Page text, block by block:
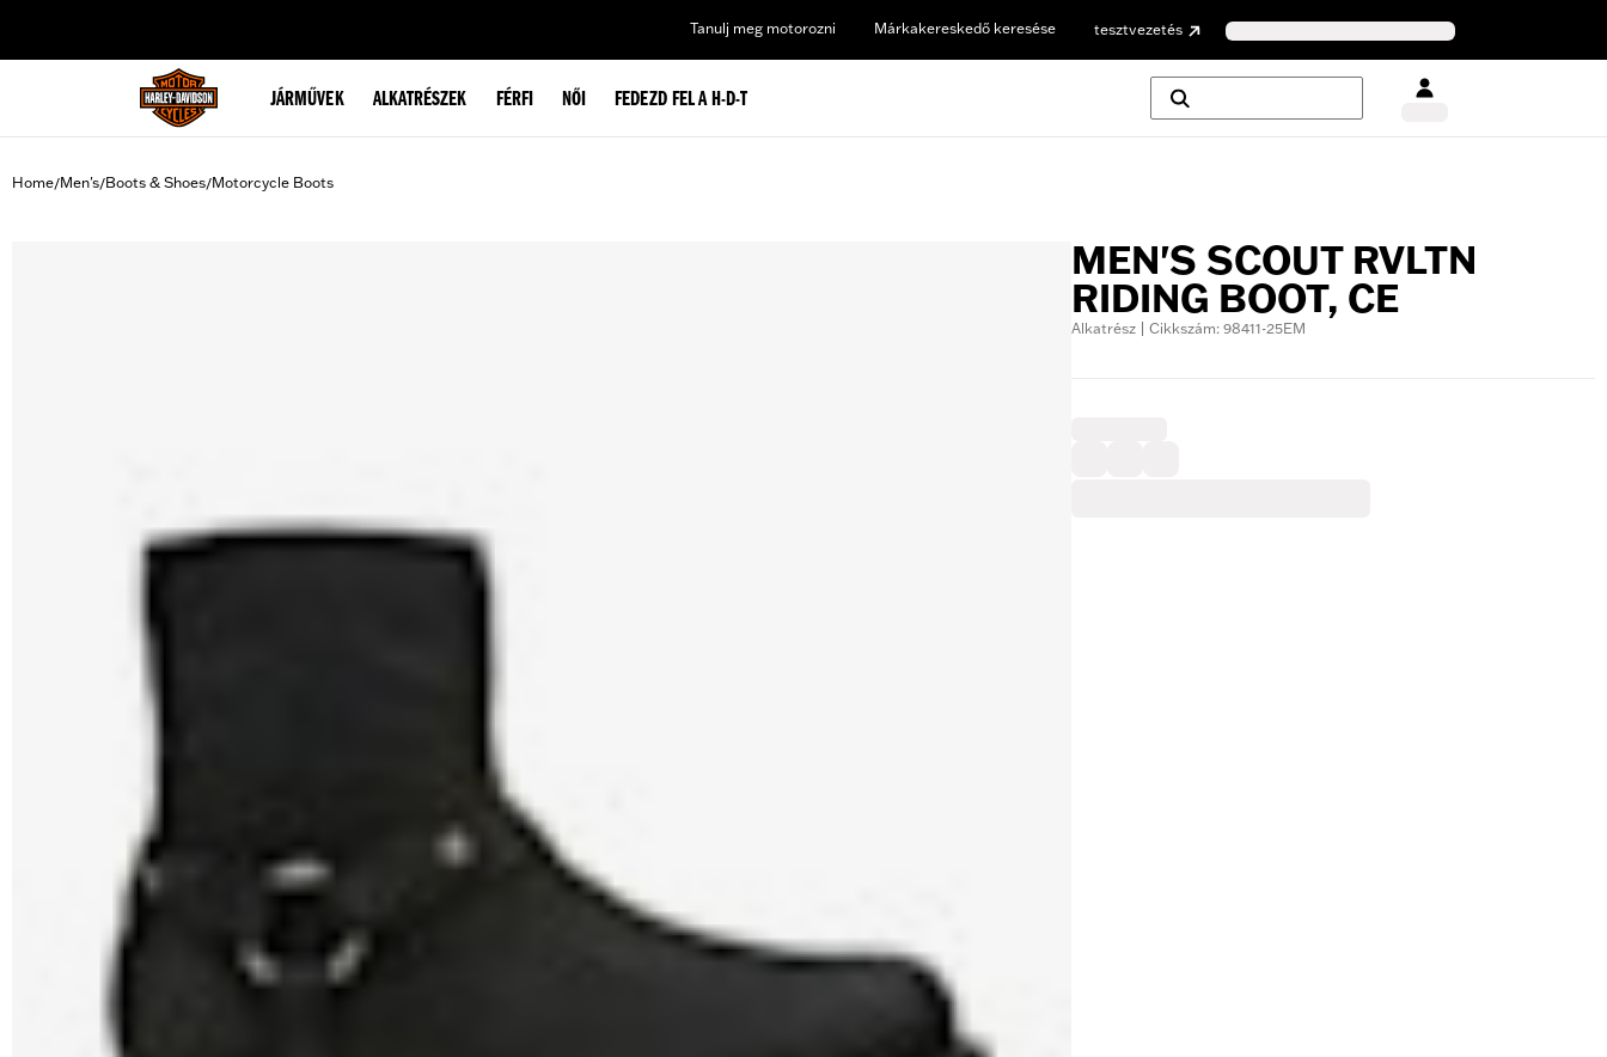
Tanulj meg motorozni Márkakereskedő keresése tesztvezetés
JÁRMŰVEK ALKATRÉSZEK FÉRFI NŐI FEDEZD FEL A H-D-T
Home/Men's/Boots & Shoes/Motorcycle Boots
MEN'S SCOUT RVLTN
RIDING BOOT, CE
Alkatrész | Cikkszám: 98411-25EM